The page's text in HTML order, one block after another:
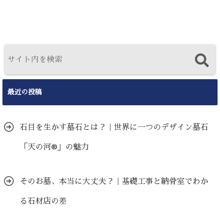
最近の投稿
石目を生かす墓石とは？｜世界に一つのデザイン墓石
「天の河®」の魅力
そのお墓、本当に大丈夫？｜基礎工事と納骨室でわか
る石材店の差